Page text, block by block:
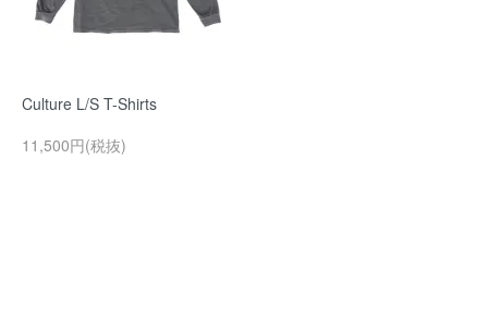
Culture L/S T-Shirts
11,500円(税抜)